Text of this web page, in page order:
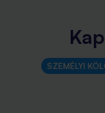
SZEMÉLYI